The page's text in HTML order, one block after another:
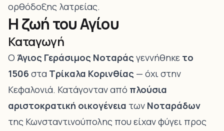
ορθόδοξης λατρείας.
Η ζωή του Αγίου
Καταγωγή
Ο Άγιος Γεράσιμος Νοταράς γεννήθηκε το
1506 στα Τρίκαλα Κορινθίας — όχι στην
Κεφαλονιά. Κατάγονταν από πλούσια
αριστοκρατική οικογένεια των Νοταράδων
της Κωνσταντινούπολης που είχαν φύγει προς